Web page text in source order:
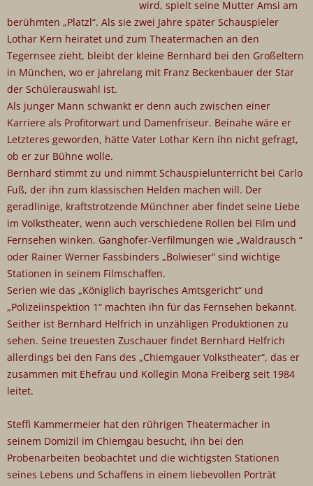
wird, spielt seine Mutter Amsi am
berühmten „Platzl“. Als sie zwei Jahre später Schauspieler
Lothar Kern heiratet und zum Theatermachen an den
Tegernsee zieht, bleibt der kleine Bernhard bei den Großeltern
in München, wo er jahrelang mit Franz Beckenbauer der Star
der Schülerauswahl ist.
Als junger Mann schwankt er denn auch zwischen einer
Karriere als Profitorwart und Damenfriseur. Beinahe wäre er
Letzteres geworden, hätte Vater Lothar Kern ihn nicht gefragt,
ob er zur Bühne wolle.
Bernhard stimmt zu und nimmt Schauspielunterricht bei Carlo
Fuß, der ihn zum klassischen Helden machen will. Der
geradlinige, kraftstrotzende Münchner aber findet seine Liebe
im Volkstheater, wenn auch verschiedene Rollen bei Film und
Fernsehen winken. Ganghofer-Verfilmungen wie „Waldrausch “
oder Rainer Werner Fassbinders „Bolwieser“ sind wichtige
Stationen in seinem Filmschaffen.
Serien wie das „Königlich bayrisches Amtsgericht“ und
„Polizeiinspektion 1“ machten ihn für das Fernsehen bekannt.
Seither ist Bernhard Helfrich in unzähligen Produktionen zu
sehen. Seine treuesten Zuschauer findet Bernhard Helfrich
allerdings bei den Fans des „Chiemgauer Volkstheater“, das er
zusammen mit Ehefrau und Kollegin Mona Freiberg seit 1984
leitet.
Steffi Kammermeier hat den rührigen Theatermacher in
seinem Domizil im Chiemgau besucht, ihn bei den
Probenarbeiten beobachtet und die wichtigsten Stationen
seines Lebens und Schaffens in einem liebevollen Porträt